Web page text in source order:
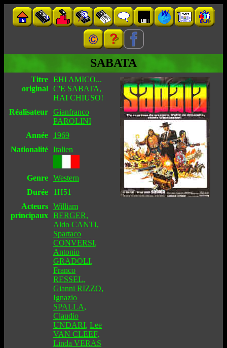
SABATA
Titre
original
EHI AMICO...
C'E SABATA,
HAI CHIUSO!
Réalisateur Gianfranco
PAROLINI
Année
1969
Nationalité Italien
Genre Western
Durée
1H51
Acteurs
principaux
William
BERGER,
Aldo CANTI,
Spartaco
CONVERSI,
Antonio
GRADOLI,
Franco
RESSEL,
Gianni RIZZO,
Ignazio
SPALLA,
Claudio
UNDARI, Lee
VAN CLEEF,
Linda VERAS